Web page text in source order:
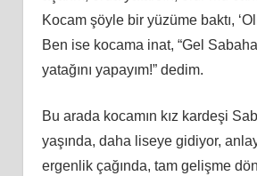
Kocam şöyle bir yüzüme baktı,
Ben ise kocama inat, “Gel
yatağını yapayım!” dedim.
Bu arada kocamın kız kardeşi
yaşında, daha liseye gidiyor,
ergenlik çağında, tam gelişme